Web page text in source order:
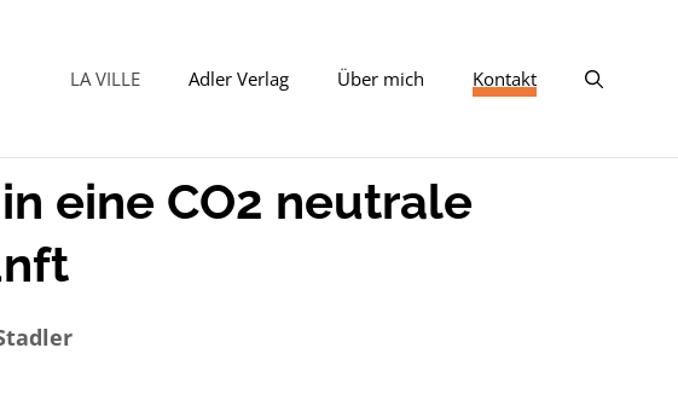
LA VILLE Adler Verlag Über mich Kontakt
eine CO2 neutrale